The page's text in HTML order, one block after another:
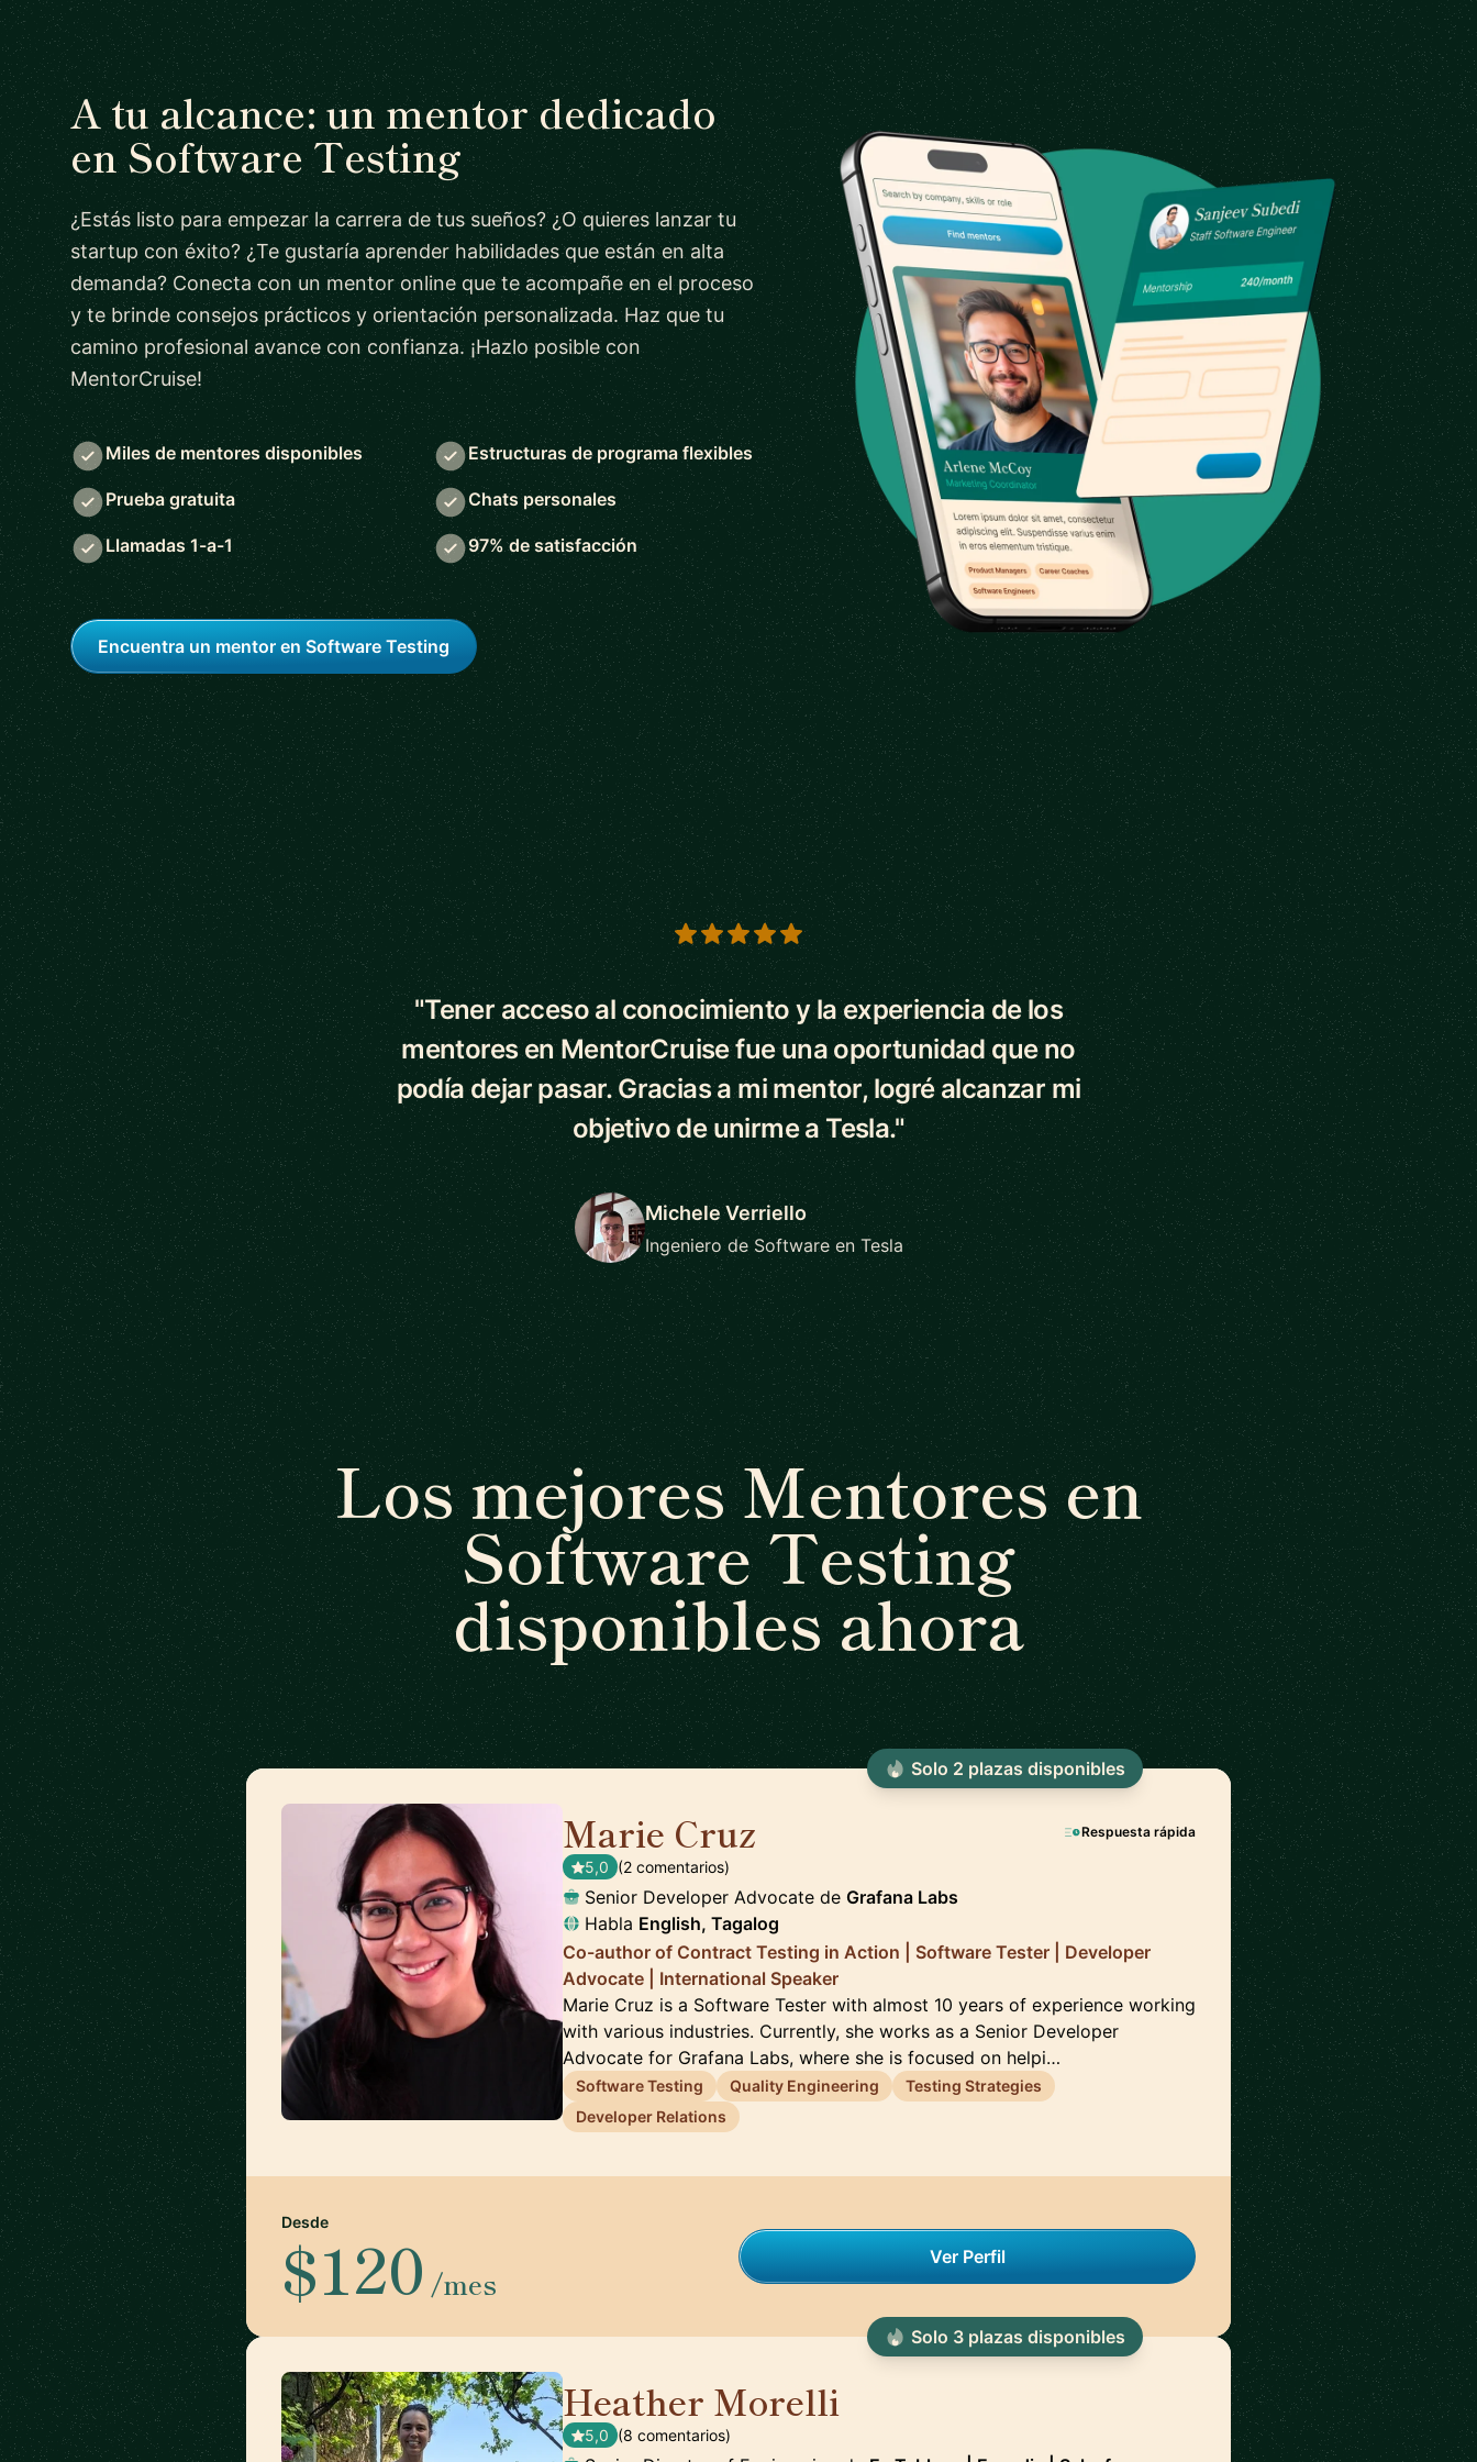
A tu alcance: un mentor dedicado
en Software Testing
¿Estás listo para empezar la carrera de tus sueños? ¿O quieres lanzar tu
startup con éxito? ¿Te gustaría aprender habilidades que están en alta
demanda? Conecta con un mentor online que te acompañe en el proceso
y te brinde consejos prácticos y orientación personalizada. Haz que tu
camino profesional avance con confianza. ¡Hazlo posible con
MentorCruise!
Miles de mentores disponibles Estructuras de programa flexibles
Prueba gratuita Chats personales
Llamadas 1-a-1 97% de satisfacción
Encuentra un mentor en Software Testing
5 out of 5 stars
"Tener acceso al conocimiento y la experiencia de los
mentores en MentorCruise fue una oportunidad que no
podía dejar pasar. Gracias a mi mentor, logré alcanzar mi
objetivo de unirme a Tesla."
Michele Verriello
Ingeniero de Software en Tesla
Los mejores Mentores en
Software Testing
disponibles ahora
Marie Cruz Respuesta rápida
5,0 (2 comentarios)
Senior Developer Advocate de Grafana Labs
Habla English, Tagalog
Co-author of Contract Testing in Action | Software Tester | Developer
Advocate | International Speaker
Marie Cruz is a Software Tester with almost 10 years of experience working
with various industries. Currently, she works as a Senior Developer
Advocate for Grafana Labs, where she is focused on helpi…
Software Testing Quality Engineering
Testing Strategies
Developer Relations
Desde
$120 /mes
Ver Perfil
Solo 2 plazas disponibles
Heather Morelli
5,0 (8 comentarios)
Solo 3 plazas disponibles